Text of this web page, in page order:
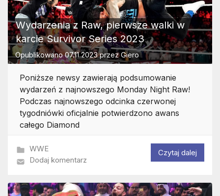
Wydarzenia z Raw, pierwsze walki w
karcie Survivor Series 2023
Opublikowano07.11.2023przezGiero
Poniższe newsy zawierają podsumowanie
wydarzeń z najnowszego Monday Night Raw!
Podczas najnowszego odcinka czerwonej
tygodniówki oficjalnie potwierdzono awans
całego Diamond
WWE
Dodaj komentarz
Czytaj dalej